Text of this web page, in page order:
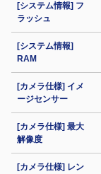
[システム情報] フ
ラッシュ
[システム情報]
RAM
[カメラ仕様] イメ
ージセンサー
[カメラ仕様] 最大
解像度
[カメラ仕様] レン